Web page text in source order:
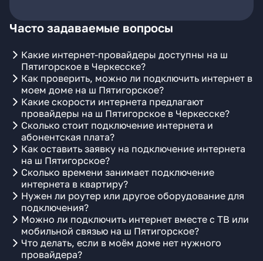
Часто задаваемые вопросы
Какие интернет-провайдеры доступны на ш
Пятигорское в Черкесске?
Как проверить, можно ли подключить интернет в
моем доме на ш Пятигорское?
Какие скорости интернета предлагают
провайдеры на ш Пятигорское в Черкесске?
Сколько стоит подключение интернета и
абонентская плата?
Как оставить заявку на подключение интернета
на ш Пятигорское?
Сколько времени занимает подключение
интернета в квартиру?
Нужен ли роутер или другое оборудование для
подключения?
Можно ли подключить интернет вместе с ТВ или
мобильной связью на ш Пятигорское?
Что делать, если в моём доме нет нужного
провайдера?